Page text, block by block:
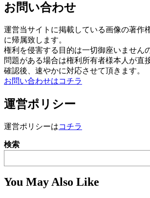
お問い合わせ
運営当サイトに掲載している画像の著作
に帰属致します。
権利を侵害する目的は一切御座いません
問題がある場合は権利所有者様本人が直
確認後、速やかに対応させて頂きます。
お問い合わせはコチラ
運営ポリシー
運営ポリシーはコチラ
検索
You May Also Like